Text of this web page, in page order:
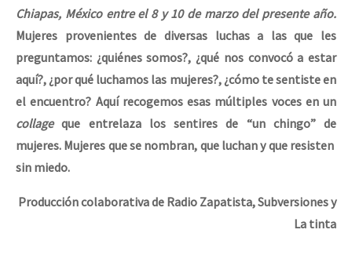
Chiapas, México entre el 8 y 10 de marzo del presente año.
Mujeres provenientes de diversas luchas a las que les
preguntamos: ¿quiénes somos?, ¿qué nos convocó a estar
aquí?, ¿por qué luchamos las mujeres?, ¿cómo te sentiste en
el encuentro? Aquí recogemos esas múltiples voces en un
collageque entrelaza los sentires de “un chingo” de
mujeres. Mujeres que se nombran, que luchan y que resisten
sin miedo.
Producción colaborativa de Radio Zapatista, Subversiones y
La tinta